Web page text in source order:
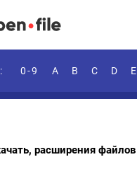
0-9 A B C D E
расширения файлов